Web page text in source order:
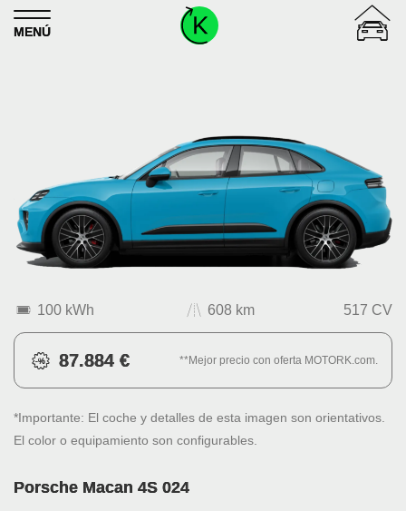
Skip to content
MENÚ
100 kWh 608 km 517 CV
87.884 € **Mejor precio con oferta MOTORK.com.
*Importante: El coche y detalles de esta imagen son orientativos.
El color o equipamiento son configurables.
Porsche Macan 4S 024